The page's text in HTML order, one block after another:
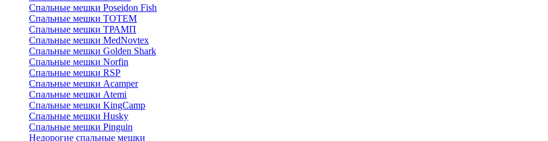
Спальные мешки Poseidon Fish
Спальные мешки ТОТЕМ
Спальные мешки ТРАМП
Cпальные мешки MedNovtex
Спальные мешки Golden Shark
Спальные мешки Norfin
Спальные мешки RSP
Спальные мешки Acamper
Спальные мешки Atemi
Спальные мешки KingCamp
Спальные мешки Husky
Спальные мешки Pinguin
Недорогие спальные мешки